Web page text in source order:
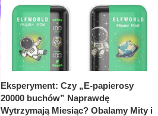
Eksperyment: Czy „E-papierosy
20000 buchów” Naprawdę
Wytrzymają Miesiąc? Obalamy Mity i